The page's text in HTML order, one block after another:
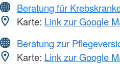
Beratung für
Karte: Link zur Google
Beratung zur
Karte: Link zur Google